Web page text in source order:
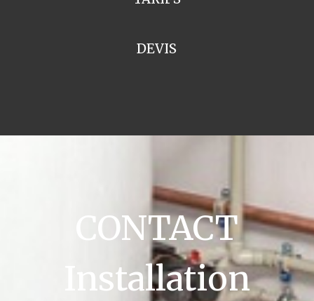
DEVIS
CONTACT
Installation